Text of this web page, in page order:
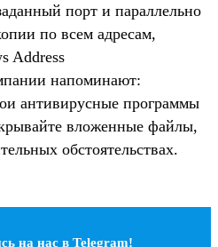
порт и параллельно
по всем адресам,
Address
напоминают:
антивирусные программы
вложенные файлы,
обстоятельствах.
на наc в Telegram!